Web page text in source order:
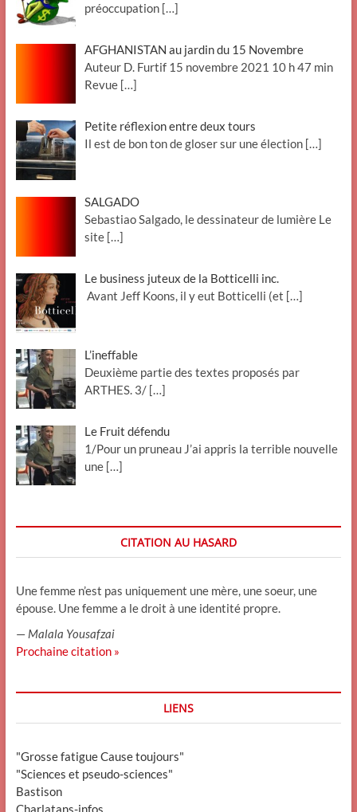
préoccupation […]
AFGHANISTAN au jardin du 15 Novembre
Auteur D. Furtif 15 novembre 2021 10 h 47 min
Revue […]
Petite réflexion entre deux tours
Il est de bon ton de gloser sur une élection […]
SALGADO
Sebastiao Salgado, le dessinateur de lumière Le
site […]
Le business juteux de la Botticelli inc.
Avant Jeff Koons, il y eut Botticelli (et […]
L’ineffable
Deuxième partie des textes proposés par
ARTHES. 3/ […]
Le Fruit défendu
1/Pour un pruneau J’ai appris la terrible nouvelle
une […]
CITATION AU HASARD
Une femme n’est pas uniquement une mère, une soeur, une
épouse. Une femme a le droit à une identité propre.
— Malala Yousafzai
Prochaine citation »
LIENS
"Grosse fatigue Cause toujours"
"Sciences et pseudo-sciences"
Bastison
Charlatans-infos